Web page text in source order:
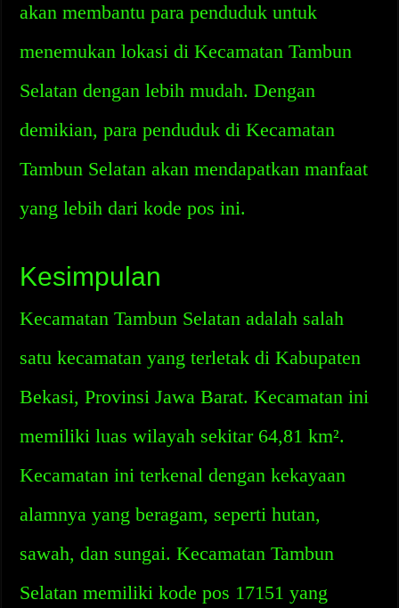
akan membantu para penduduk untuk
menemukan lokasi di Kecamatan Tambun
Selatan dengan lebih mudah. Dengan
demikian, para penduduk di Kecamatan
Tambun Selatan akan mendapatkan manfaat
yang lebih dari kode pos ini.
Kesimpulan
Kecamatan Tambun Selatan adalah salah
satu kecamatan yang terletak di Kabupaten
Bekasi, Provinsi Jawa Barat. Kecamatan ini
memiliki luas wilayah sekitar 64,81 km².
Kecamatan ini terkenal dengan kekayaan
alamnya yang beragam, seperti hutan,
sawah, dan sungai. Kecamatan Tambun
Selatan memiliki kode pos 17151 yang